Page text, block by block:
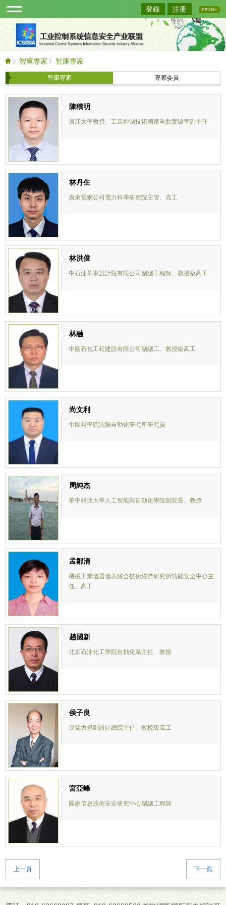
登錄 注冊
智庫專家 智庫專家
智庫專家 專家委員
陳積明
浙江大學教授、工業控制技術國家重點實驗室副主任
林丹生
廣東電網公司電力科學研究院主管、高工
林洪俊
中石油華東設計院有限公司副總工程師、教授級高工
林融
中國石化工程建設有限公司副總工、教授級高工
尚文利
中國科學院沈陽自動化研究所研究員
周純杰
華中科技大學人工智能與自動化學院副院長、教授
孟鄒清
機械工業儀器儀表綜合技術經濟研究所功能安全中心主
任、高工
趙國新
北京石油化工學院自動化系主任、教授
侯子良
原電力規劃設計總院主任、教授級高工
宮亞峰
國家信息技術安全研究中心副總工程師
上一頁 下一頁